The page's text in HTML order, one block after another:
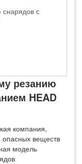
с
резанию
HEAD
компания,
веществ
модель